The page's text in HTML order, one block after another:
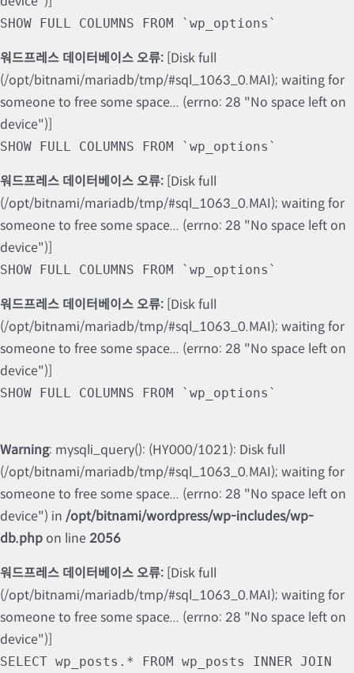
SHOW FULL COLUMNS FROM `wp_options`
워드프레스 데이터베이스 오류: [Disk full
(/opt/bitnami/mariadb/tmp/#sql_1063_0.MAI); waiting for
someone to free some space... (errno: 28 "No space left on
device")]
SHOW FULL COLUMNS FROM `wp_options`
워드프레스 데이터베이스 오류: [Disk full
(/opt/bitnami/mariadb/tmp/#sql_1063_0.MAI); waiting for
someone to free some space... (errno: 28 "No space left on
device")]
SHOW FULL COLUMNS FROM `wp_options`
워드프레스 데이터베이스 오류: [Disk full
(/opt/bitnami/mariadb/tmp/#sql_1063_0.MAI); waiting for
someone to free some space... (errno: 28 "No space left on
device")]
SHOW FULL COLUMNS FROM `wp_options`
Warning: mysqli_query(): (HY000/1021): Disk full
(/opt/bitnami/mariadb/tmp/#sql_1063_0.MAI); waiting for
someone to free some space... (errno: 28 "No space left on
device") in /opt/bitnami/wordpress/wp-includes/wp-
db.php on line2056
워드프레스 데이터베이스 오류: [Disk full
(/opt/bitnami/mariadb/tmp/#sql_1063_0.MAI); waiting for
someone to free some space... (errno: 28 "No space left on
device")]
SELECT wp_posts.* FROM wp_posts INNER JOIN